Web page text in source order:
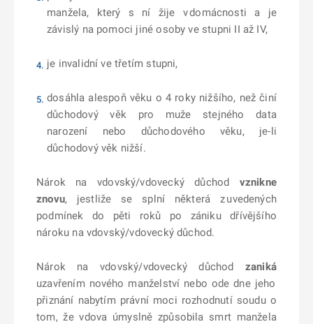
manžela, který s ní žije v domácnosti a je
závislý na pomoci jiné osoby ve stupni II až IV,
je invalidní ve třetím stupni,
dosáhla alespoň věku o 4 roky nižšího, než činí
důchodový věk pro muže stejného data
narození nebo důchodového věku, je-li
důchodový věk nižší.
Nárok na vdovský/vdovecký důchod vznikne
znovu, jestliže se splní některá z uvedených
podmínek do pěti roků po zániku dřívějšího
nároku na vdovský/vdovecký důchod.
Nárok na vdovský/vdovecký důchod zaniká
uzavřením nového manželství nebo ode dne jeho
přiznání nabytím právní moci rozhodnutí soudu o
tom, že vdova úmyslně způsobila smrt manžela